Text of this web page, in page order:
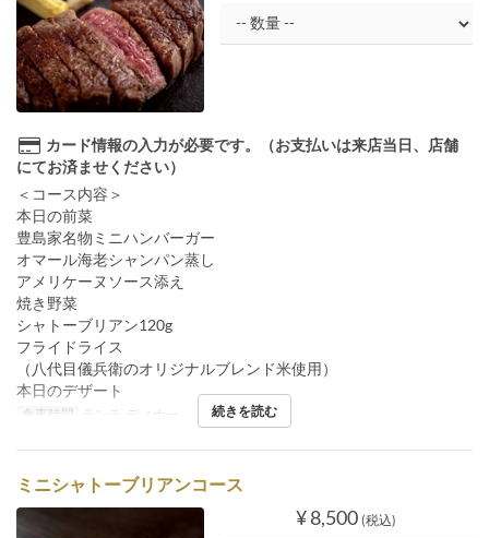
カード情報の入力が必要です。（お支払いは来店当日、店舗
にてお済ませください）
＜コース内容＞
本日の前菜
豊島家名物ミニハンバーガー
オマール海老シャンパン蒸し
アメリケーヌソース添え
焼き野菜
シャトーブリアン120g
フライドライス
（八代目儀兵衛のオリジナルブレンド米使用）
本日のデザート
食事時間 ランチ, ディナー 続きを読む
ミニシャトーブリアンコース
¥ 8,500 (税込)